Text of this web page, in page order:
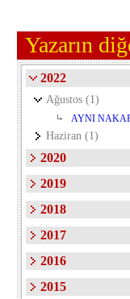
Yazarın
2022
Ağustos (1)
AYNI
Haziran (1)
2020
2019
2018
2017
2016
2015